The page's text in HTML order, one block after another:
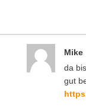
Mike
da
gut